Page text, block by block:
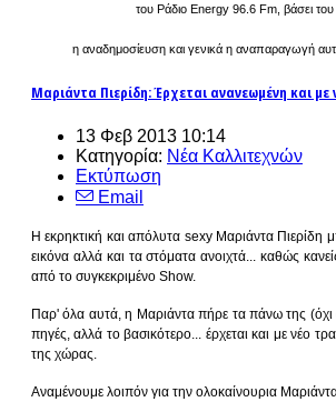
του Ράδιο Energy 96.6 Fm, βάσει
η αναδημοσίευση και γενικά η αναπαραγωγή
Μαριάντα Πιερίδη: Έρχεται ανανεωμένη και με
13 Φεβ 2013 10:14
Κατηγορία: Νέα Καλλιτεχνών
Εκτύπωση
Email
Η εκρηκτική και απόλυτα sexy Μαριάντα
εικόνα αλλά και τα στόματα ανοιχτά... καθώς
από το συγκεκριμένο Show.
Παρ' όλα αυτά, η Μαριάντα πήρε τα πάνω της (όχι
πηγές, αλλά το βασικότερο... έρχεται και με νέο
της χώρας.
Αναμένουμε λοιπόν για την ολοκαίνουρια